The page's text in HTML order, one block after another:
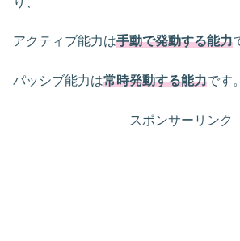
アクティブ能力は手動で発動する能力
パッシブ能力は常時発動する能力です。
スポンサーリンク